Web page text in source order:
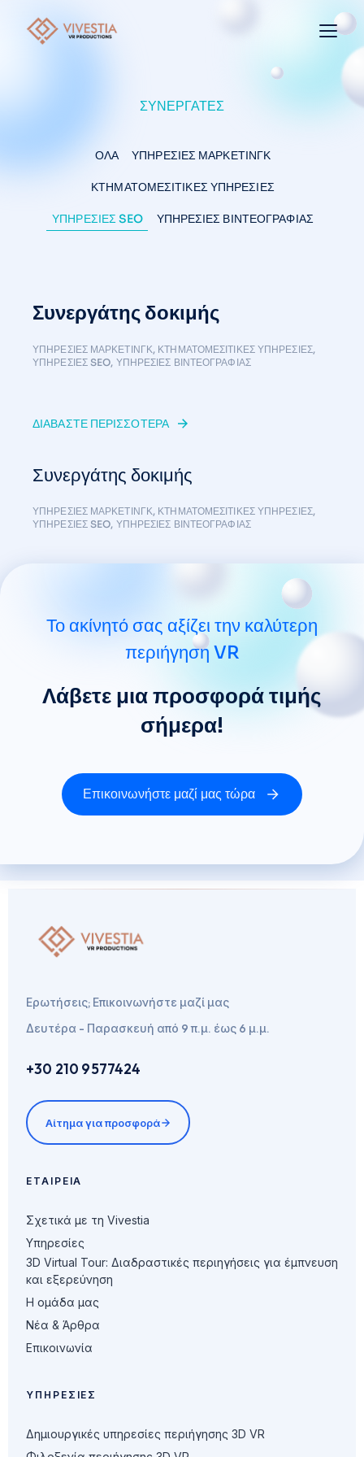
ΣΥΝΕΡΓΆΤΕΣ
ΟΛΑ ΥΠΗΡΕΣΊΕΣ ΜΆΡΚΕΤΙΝΓΚ
ΚΤΗΜΑΤΟΜΕΣΙΤΙΚΈΣ ΥΠΗΡΕΣΊΕΣ
ΥΠΗΡΕΣΊΕΣ SEO ΥΠΗΡΕΣΊΕΣ ΒΙΝΤΕΟΓΡΑΦΊΑΣ
Συνεργάτης δοκιμής
ΥΠΗΡΕΣΊΕΣ ΜΆΡΚΕΤΙΝΓΚ, ΚΤΗΜΑΤΟΜΕΣΙΤΙΚΈΣ ΥΠΗΡΕΣΊΕΣ,
ΥΠΗΡΕΣΊΕΣ SEO, ΥΠΗΡΕΣΊΕΣ ΒΙΝΤΕΟΓΡΑΦΊΑΣ
ΔΙΑΒΆΣΤΕ ΠΕΡΙΣΣΌΤΕΡΑ
Συνεργάτης δοκιμής
ΥΠΗΡΕΣΊΕΣ ΜΆΡΚΕΤΙΝΓΚ, ΚΤΗΜΑΤΟΜΕΣΙΤΙΚΈΣ ΥΠΗΡΕΣΊΕΣ,
ΥΠΗΡΕΣΊΕΣ SEO, ΥΠΗΡΕΣΊΕΣ ΒΙΝΤΕΟΓΡΑΦΊΑΣ
Το ακίνητό σας αξίζει την καλύτερη
περιήγηση VR
Λάβετε μια προσφορά τιμής
σήμερα!
Επικοινωνήστε μαζί μας τώρα
Ερωτήσεις; Επικοινωνήστε μαζί μας
Δευτέρα - Παρασκευή από 9 π.μ. έως 6 μ.μ.
+30 210 9577424
Αίτημα για προσφορά
ΕΤΑΙΡΕΊΑ
Σχετικά με τη Vivestia
Υπηρεσίες
3D Virtual Tour: Διαδραστικές περιηγήσεις για έμπνευση
και εξερεύνηση
Η ομάδα μας
Νέα & Άρθρα
Επικοινωνία
ΥΠΗΡΕΣΊΕΣ
Δημιουργικές υπηρεσίες περιήγησης 3D VR